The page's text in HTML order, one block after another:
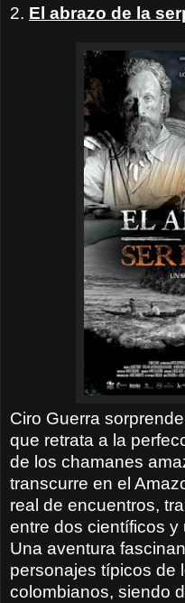
2. El abrazo de la
Ciro Guerra
que retrata a la
de los chamanes
transcurre en el
real de encuentros,
entre dos científicos
Una aventura
personajes típicos de
colombianos, siendo